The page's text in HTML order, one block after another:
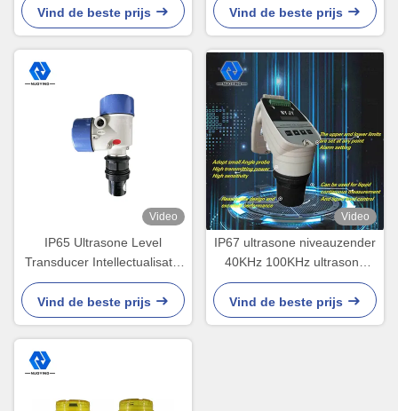
Precisie
Vind de beste prijs
Vind de beste prijs
Video
IP65 Ultrasone Level
Transducer Intellectualisatie
met LCD-scherm
Vind de beste prijs
Video
IP67 ultrasone niveauzender
40KHz 100KHz ultrasone
niveausensor voor watertank
Vind de beste prijs